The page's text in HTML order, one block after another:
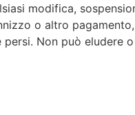
modifica,
o altro
Non può eludere